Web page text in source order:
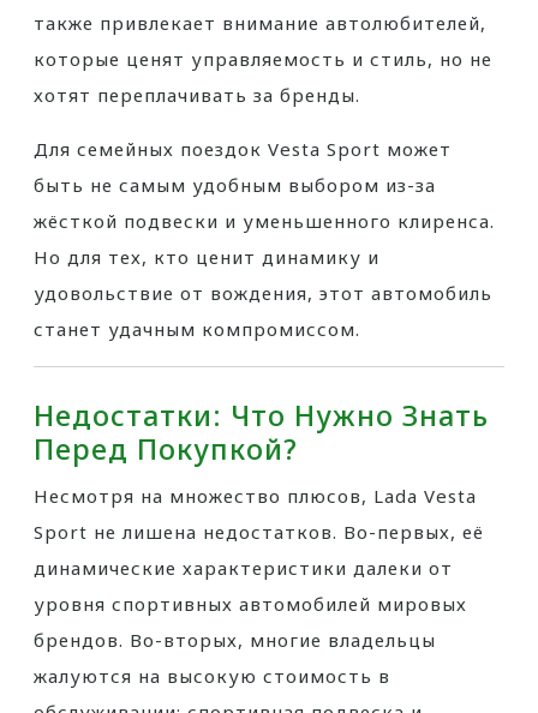
также привлекает внимание автолюбителей,
которые ценят управляемость и стиль, но не
хотят переплачивать за бренды.
Для семейных поездок Vesta Sport может
быть не самым удобным выбором из-за
жёсткой подвески и уменьшенного клиренса.
Но для тех, кто ценит динамику и
удовольствие от вождения, этот автомобиль
станет удачным компромиссом.
Недостатки: Что Нужно Знать
Перед Покупкой?
Несмотря на множество плюсов, Lada Vesta
Sport не лишена недостатков. Во-первых, её
динамические характеристики далеки от
уровня спортивных автомобилей мировых
брендов. Во-вторых, многие владельцы
жалуются на высокую стоимость в